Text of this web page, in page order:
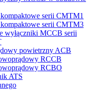
serii CMTM1
serii CMTM3
wyłączniki MCCB serii
powietrzny ACB
RCCB
RCBO
ATS